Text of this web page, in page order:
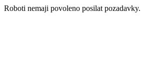
Roboti nemaji povoleno posilat pozadavky.